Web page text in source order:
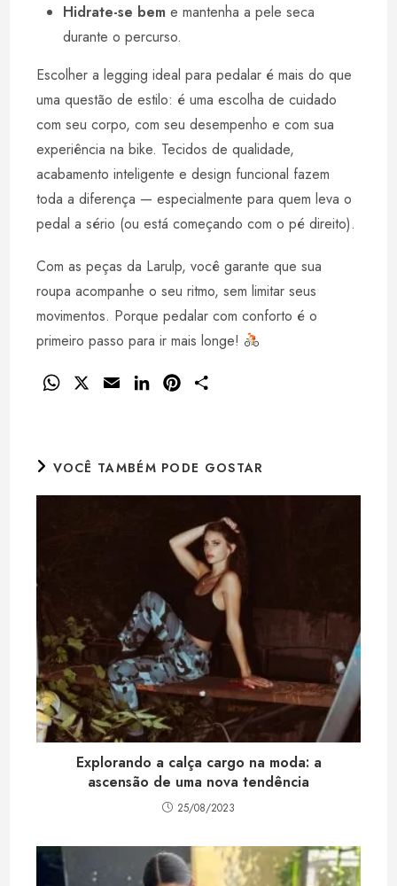
Hidrate-se bem e mantenha a pele seca
durante o percurso.
Escolher a legging ideal para pedalar é mais do que
uma questão de estilo: é uma escolha de cuidado
com seu corpo, com seu desempenho e com sua
experiência na bike. Tecidos de qualidade,
acabamento inteligente e design funcional fazem
toda a diferença — especialmente para quem leva o
pedal a sério (ou está começando com o pé direito).
Com as peças da Larulp, você garante que sua
roupa acompanhe o seu ritmo, sem limitar seus
movimentos. Porque pedalar com conforto é o
primeiro passo para ir mais longe!
W
s
A
l
e
d
e
r
s
t
e
VOCÊ TAMBÉM PODE GOSTAR
Explorando a calça cargo na moda: a
ascensão de uma nova tendência
25/08/2023